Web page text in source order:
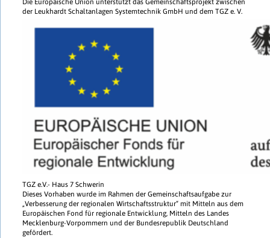
Die Europäische Union unterstützt das Gemeinschaftsprojekt zwischen
der Leukhardt Schaltanlagen Systemtechnik GmbH und dem TGZ e. V.
TGZ e.V.- Haus 7 Schwerin
Dieses Vorhaben wurde im Rahmen der Gemeinschaftsaufgabe zur
„Verbesserung der regionalen Wirtschaftsstruktur“ mit Mitteln aus dem
Europäischen Fond für regionale Entwicklung, Mitteln des Landes
Mecklenburg-Vorpommern und der Bundesrepublik Deutschland
gefördert.